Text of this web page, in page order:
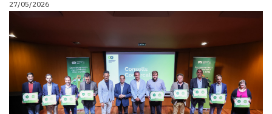
i
Esports
Mai
tant!
TV
27/05/2026